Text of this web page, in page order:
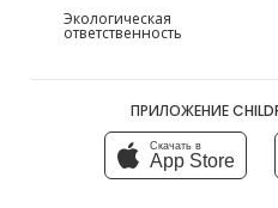
Экологическая
ответственность
ПРИЛОЖЕНИЕ
Скачать в
App Store